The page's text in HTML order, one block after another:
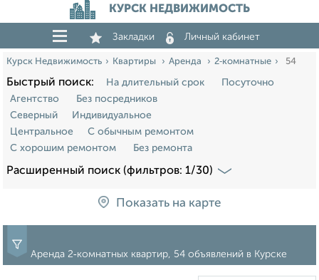
КУРСК НЕДВИЖИМОСТЬ
Закладки Личный кабинет
Курск Недвижимость Квартиры Аренда 2‑комнатные 54
Быстрый поиск: На длительный срок
Посуточно
Агентство
Без посредников
Северный
Индивидуальное
Центральное
С обычным ремонтом
С хорошим ремонтом
Без ремонта
Расширенный поиск (фильтров: 1/30)
Показать на карте
Аренда 2‑комнатных квартир, 54 объявлений в Курске